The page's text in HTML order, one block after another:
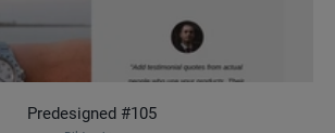
Predesigned #105